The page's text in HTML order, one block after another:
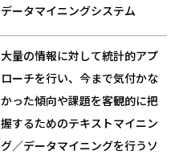
データマイニングシステム
大量の情報に対して統計的アプ
ローチを行い、今まで気付かな
かった傾向や課題を客観的に把
握するためのテキストマイニン
グ／データマイニングを行うソ